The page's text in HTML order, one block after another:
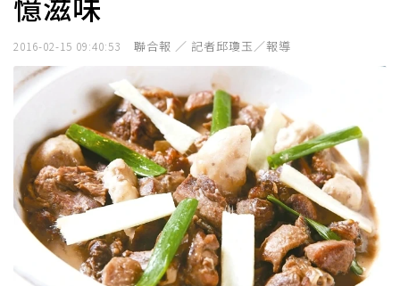
2016-02-15 09:40:53 聯合報 ／ 記者邱瓊玉／報導